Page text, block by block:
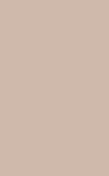
malades - Les potins